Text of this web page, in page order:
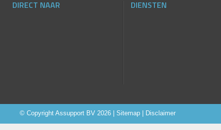
DIRECT NAAR DIENSTEN
© Copyright Assupport BV 2026 | Sitemap Disclaimer